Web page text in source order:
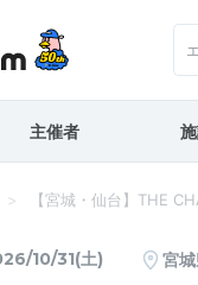
主催者
【宮城・仙台】THE
10/31(土) 宮城